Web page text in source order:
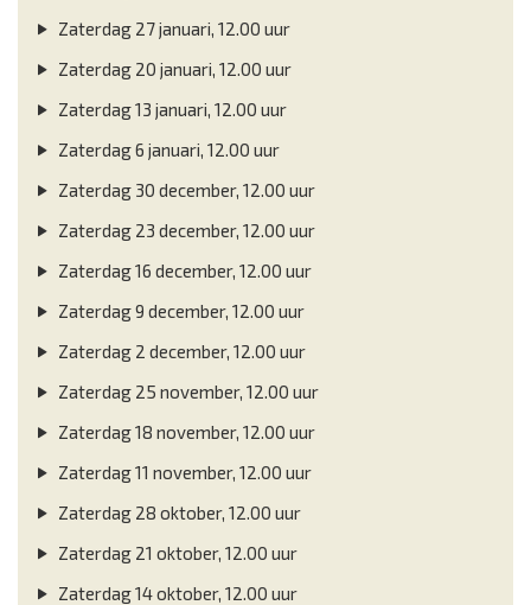
Zaterdag 27 januari, 12.00 uur
Zaterdag 20 januari, 12.00 uur
Zaterdag 13 januari, 12.00 uur
Zaterdag 6 januari, 12.00 uur
Zaterdag 30 december, 12.00 uur
Zaterdag 23 december, 12.00 uur
Zaterdag 16 december, 12.00 uur
Zaterdag 9 december, 12.00 uur
Zaterdag 2 december, 12.00 uur
Zaterdag 25 november, 12.00 uur
Zaterdag 18 november, 12.00 uur
Zaterdag 11 november, 12.00 uur
Zaterdag 28 oktober, 12.00 uur
Zaterdag 21 oktober, 12.00 uur
Zaterdag 14 oktober, 12.00 uur